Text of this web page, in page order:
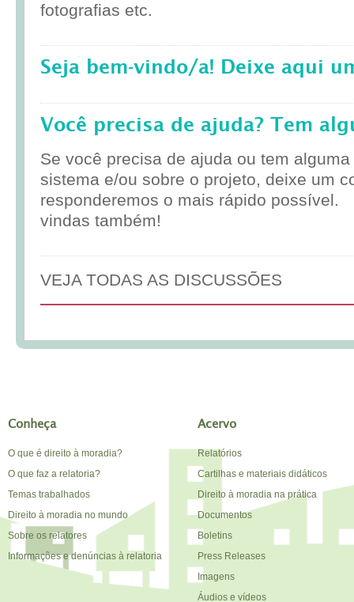
fotografias etc.
Seja bem-vindo/a! Deixe aqui
Você precisa de ajuda? Tem
Se você precisa de ajuda ou tem
sistema e/ou sobre o projeto, deixe um
responderemos o mais rápido possível.
vindas também!
VEJA TODAS AS DISCUSSÕES
Conheça
O que é direito à moradia?
O que faz a relatoria?
Temas trabalhados
Direito à moradia no mundo
Sobre os relatores
Informações e denúncias à relatoria
Acervo
Relatórios
Cartilhas e materiais didáticos
Direito à moradia na prática
Documentos
Boletins
Press Releases
Imagens
Áudios e vídeos